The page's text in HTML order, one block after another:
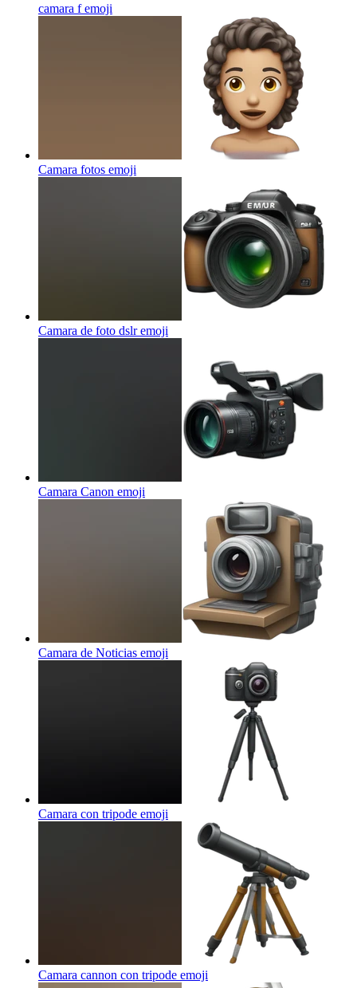
camara femoji
Camara fotos emoji
Camara de foto dslremoji
Camara Canon emoji
Camara de Noticias emoji
Camara con tripode emoji
Camara cannon con tripode emoji